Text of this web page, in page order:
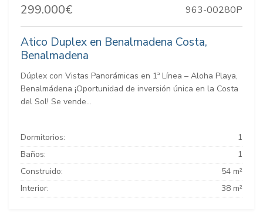
299.000€ 963-00280P
Atico Duplex en Benalmadena Costa,
Benalmadena
Dúplex con Vistas Panorámicas en 1ª Línea – Aloha Playa,
Benalmádena ¡Oportunidad de inversión única en la Costa
del Sol! Se vende...
Dormitorios:
1
Baños:
1
Construido:
54 m²
Interior:
38 m²